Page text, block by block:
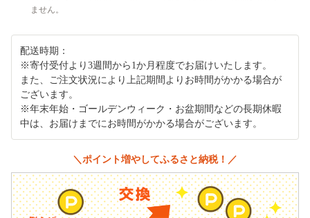
ません。
配送時期：
※寄付受付より3週間から1か月程度でお届けいたします。
また、ご注文状況により上記期間よりお時間がかかる場合が
ございます。
※年末年始・ゴールデンウィーク・お盆期間などの長期休暇
中は、お届けまでにお時間がかかる場合がございます。
＼ポイント増やしてふるさと納税！／